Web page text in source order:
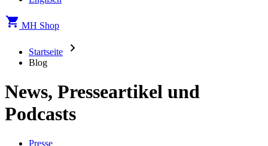
MH Shop
Startseite
Blog
News, Presseartikel und
Podcasts
Presse